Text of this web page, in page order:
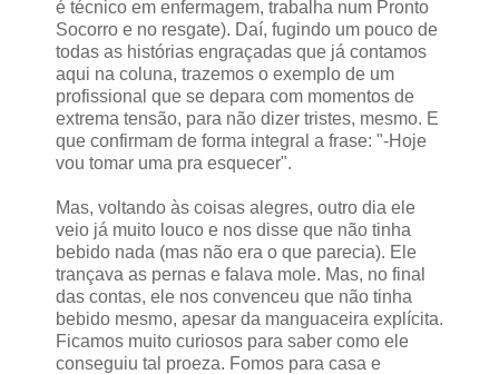
é técnico em enfermagem, trabalha num Pronto
Socorro e no resgate). Daí, fugindo um pouco de
todas as histórias engraçadas que já contamos
aqui na coluna, trazemos o exemplo de um
profissional que se depara com momentos de
extrema tensão, para não dizer tristes, mesmo. E
que confirmam de forma integral a frase: "-Hoje
vou tomar uma pra esquecer".
Mas, voltando às coisas alegres, outro dia ele
veio já muito louco e nos disse que não tinha
bebido nada (mas não era o que parecia). Ele
trançava as pernas e falava mole. Mas, no final
das contas, ele nos convenceu que não tinha
bebido mesmo, apesar da manguaceira explícita.
Ficamos muito curiosos para saber como ele
conseguiu tal proeza. Fomos para casa e